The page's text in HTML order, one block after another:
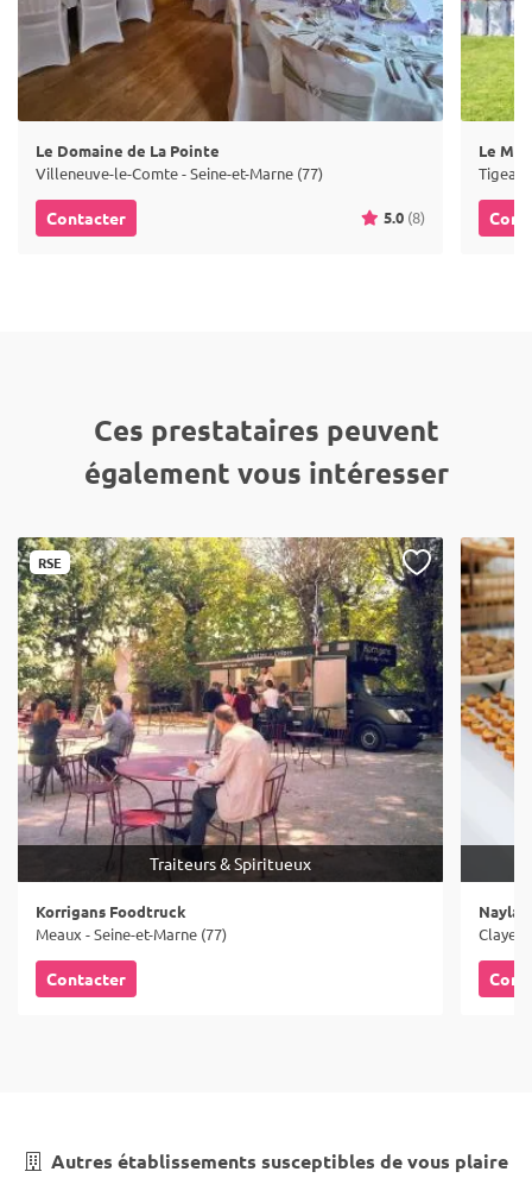
Le Domaine de La Pointe
Villeneuve-le-Comte - Seine-et-Marne (77)
Contacter 5.0 (8)
Le
Ces prestataires peuvent
également vous intéresser
RSE
Traiteurs & Spiritueux
Korrigans Foodtruck
Meaux - Seine-et-Marne (77)
Contacter
Claye-
Autres établissements susceptibles de vous plaire